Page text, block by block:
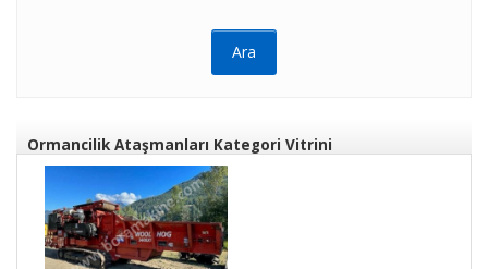
Ormancilik Ataşmanları Kategori Vitrini